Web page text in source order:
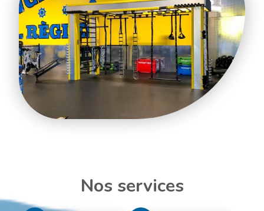
Nos services